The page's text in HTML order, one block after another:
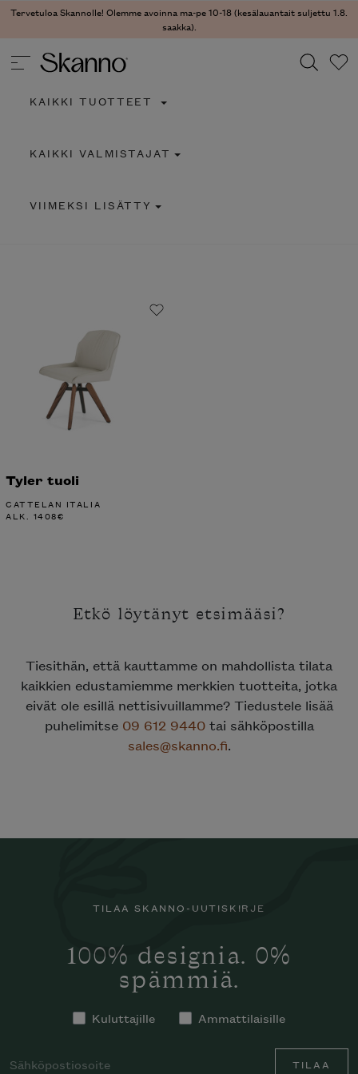
Tervetuloa Skannolle! Olemme avoinna ma-pe 10-18 (kesälauantait suljettu 1.8.
saakka).
Type 2 or more characters for results.
KAIKKI TUOTTEET
KAIKKI VALMISTAJAT
VIIMEKSI LISÄTTY
Tyler tuoli
CATTELAN ITALIA
ALK. 1408€
Etkö löytänyt etsimääsi?
Tiesithän, että kauttamme on mahdollista tilata
kaikkien edustamiemme merkkien tuotteita, jotka
eivät ole esillä nettisivuillamme? Tiedustele lisää
puhelimitse 09 612 9440tai sähköpostilla
sales@skanno.fi.
TILAA SKANNO-UUTISKIRJE
100% designia. 0%
spämmiä.
Kuluttajille Ammattilaisille
TILAA